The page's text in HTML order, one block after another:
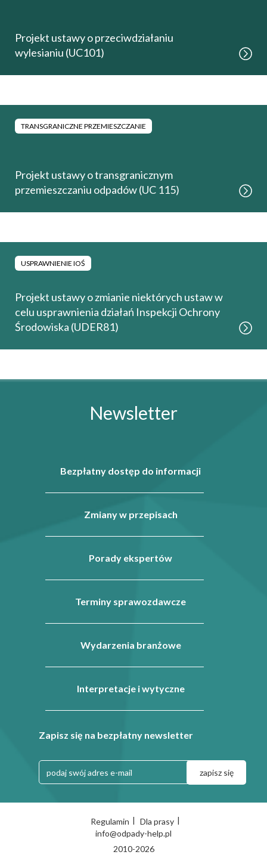
Projekt ustawy o przeciwdziałaniu
wylesianiu (UC101)
TRANSGRANICZNE PRZEMIESZCZANIE
Projekt ustawy o transgranicznym
przemieszczaniu odpadów (UC 115)
USPRAWNIENIE IOŚ
Projekt ustawy o zmianie niektórych ustaw w
celu usprawnienia działań Inspekcji Ochrony
Środowiska (UDER81)
Newsletter
Bezpłatny dostęp do informacji
Zmiany w przepisach
Porady ekspertów
Terminy sprawozdawcze
Wydarzenia branżowe
Interpretacje i wytyczne
Zapisz się na bezpłatny newsletter
Regulamin | Dla prasy |
info@odpady-help.pl
2010-2026